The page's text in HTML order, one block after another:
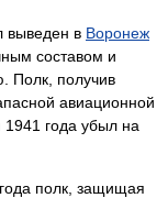
выведен в Воронеж
составом и
Полк, получив
авиационной
года убыл на
полк, защищая